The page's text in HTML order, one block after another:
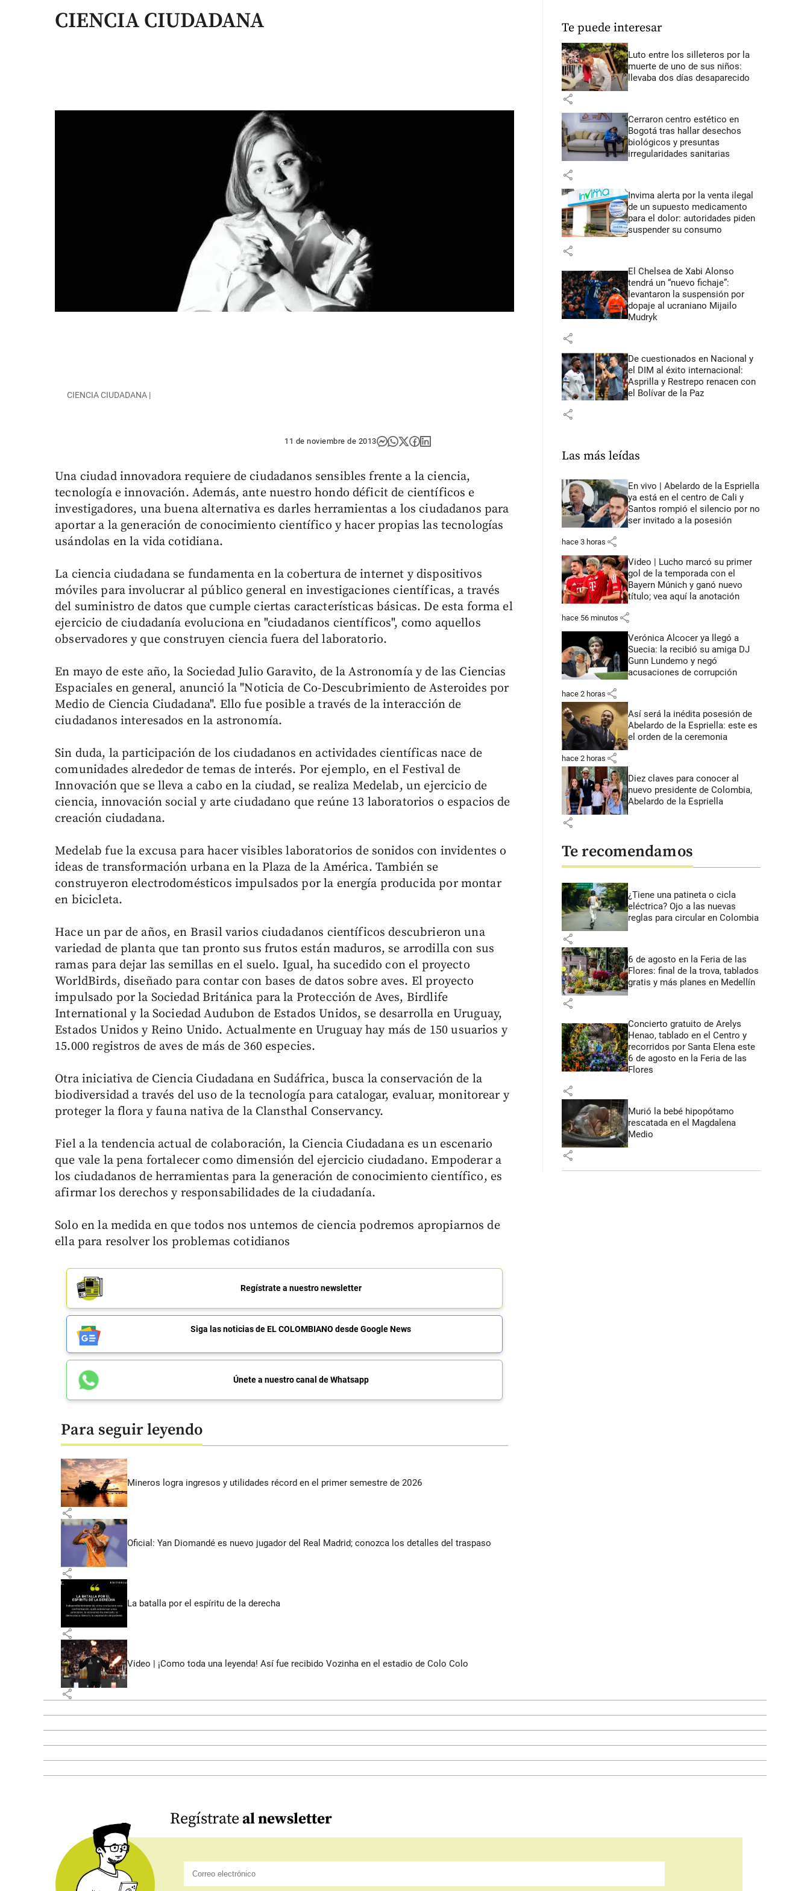
CIENCIA CIUDADANA
CIENCIA CIUDADANA |
11 de noviembre de 2013
Una ciudad innovadora requiere de ciudadanos sensibles frente a la ciencia,
tecnología e innovación. Además, ante nuestro hondo déficit de científicos e
investigadores, una buena alternativa es darles herramientas a los ciudadanos para
aportar a la generación de conocimiento científico y hacer propias las tecnologías
usándolas en la vida cotidiana.
La ciencia ciudadana se fundamenta en la cobertura de internet y dispositivos
móviles para involucrar al público general en investigaciones científicas, a través
del suministro de datos que cumple ciertas características básicas. De esta forma el
ejercicio de ciudadanía evoluciona en "ciudadanos científicos", como aquellos
observadores y que construyen ciencia fuera del laboratorio.
En mayo de este año, la Sociedad Julio Garavito, de la Astronomía y de las Ciencias
Espaciales en general, anunció la "Noticia de Co-Descubrimiento de Asteroides por
Medio de Ciencia Ciudadana". Ello fue posible a través de la interacción de
ciudadanos interesados en la astronomía.
Sin duda, la participación de los ciudadanos en actividades científicas nace de
comunidades alrededor de temas de interés. Por ejemplo, en el Festival de
Innovación que se lleva a cabo en la ciudad, se realiza Medelab, un ejercicio de
ciencia, innovación social y arte ciudadano que reúne 13 laboratorios o espacios de
creación ciudadana.
Medelab fue la excusa para hacer visibles laboratorios de sonidos con invidentes o
ideas de transformación urbana en la Plaza de la América. También se
construyeron electrodomésticos impulsados por la energía producida por montar
en bicicleta.
Hace un par de años, en Brasil varios ciudadanos científicos descubrieron una
variedad de planta que tan pronto sus frutos están maduros, se arrodilla con sus
ramas para dejar las semillas en el suelo. Igual, ha sucedido con el proyecto
WorldBirds, diseñado para contar con bases de datos sobre aves. El proyecto
impulsado por la Sociedad Británica para la Protección de Aves, Birdlife
International y la Sociedad Audubon de Estados Unidos, se desarrolla en Uruguay,
Estados Unidos y Reino Unido. Actualmente en Uruguay hay más de 150 usuarios y
15.000 registros de aves de más de 360 especies.
Otra iniciativa de Ciencia Ciudadana en Sudáfrica, busca la conservación de la
biodiversidad a través del uso de la tecnología para catalogar, evaluar, monitorear y
proteger la flora y fauna nativa de la Clansthal Conservancy.
Fiel a la tendencia actual de colaboración, la Ciencia Ciudadana es un escenario
que vale la pena fortalecer como dimensión del ejercicio ciudadano. Empoderar a
los ciudadanos de herramientas para la generación de conocimiento científico, es
afirmar los derechos y responsabilidades de la ciudadanía.
Solo en la medida en que todos nos untemos de ciencia podremos apropiarnos de
ella para resolver los problemas cotidianos
Regístrate a nuestro newsletter
Siga las noticias de EL COLOMBIANO desde Google News
Únete a nuestro canal de Whatsapp
Para seguir leyendo
Mineros logra ingresos y utilidades récord en el primer semestre de 2026
share
Oficial: Yan Diomandé es nuevo jugador del Real Madrid; conozca los detalles del traspaso
share
La batalla por el espíritu de la derecha
share
Video | ¡Como toda una leyenda! Así fue recibido Vozinha en el estadio de Colo Colo
share
Te puede interesar
Luto entre los silleteros por la
muerte de uno de sus niños:
llevaba dos días desaparecido
share
Cerraron centro estético en
Bogotá tras hallar desechos
biológicos y presuntas
irregularidades sanitarias
share
Invima alerta por la venta ilegal
de un supuesto medicamento
para el dolor: autoridades piden
suspender su consumo
share
El Chelsea de Xabi Alonso
tendrá un “nuevo fichaje”:
levantaron la suspensión por
dopaje al ucraniano Mijailo
Mudryk
share
De cuestionados en Nacional y
el DIM al éxito internacional:
Asprilla y Restrepo renacen con
el Bolívar de la Paz
share
Las más leídas
En vivo | Abelardo de la Espriella
ya está en el centro de Cali y
Santos rompió el silencio por no
ser invitado a la posesión
hace 3 horas share
Video | Lucho marcó su primer
gol de la temporada con el
Bayern Múnich y ganó nuevo
título; vea aquí la anotación
hace 56 minutos share
Verónica Alcocer ya llegó a
Suecia: la recibió su amiga DJ
Gunn Lundemo y negó
acusaciones de corrupción
hace 2 horas share
Así será la inédita posesión de
Abelardo de la Espriella: este es
el orden de la ceremonia
hace 2 horas share
Diez claves para conocer al
nuevo presidente de Colombia,
Abelardo de la Espriella
share
Te recomendamos
¿Tiene una patineta o cicla
eléctrica? Ojo a las nuevas
reglas para circular en Colombia
share
6 de agosto en la Feria de las
Flores: final de la trova, tablados
gratis y más planes en Medellín
share
Concierto gratuito de Arelys
Henao, tablado en el Centro y
recorridos por Santa Elena este
6 de agosto en la Feria de las
Flores
share
Murió la bebé hipopótamo
rescatada en el Magdalena
Medio
share
Regístrateal newsletter